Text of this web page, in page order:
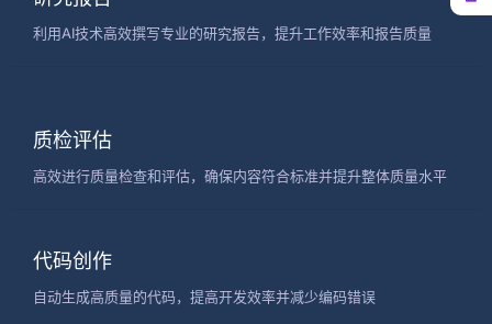
利用AI技术高效撰写专业的研究报告，提升工作效率和报告质量
质检评估
高效进行质量检查和评估，确保内容符合标准并提升整体质量水平
代码创作
自动生成高质量的代码，提高开发效率并减少编码错误